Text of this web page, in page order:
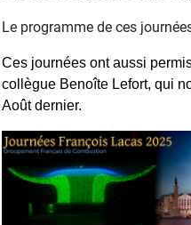
Le programme de ces
Ces journées ont aussi
collègue Benoîte Lefort, qui
Août dernier.